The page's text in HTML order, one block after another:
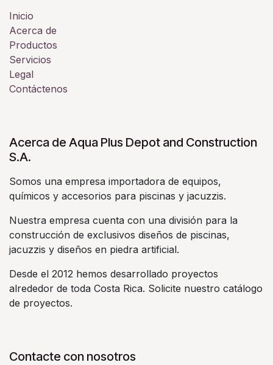
Inicio
Acerca de
Productos
Servicios
Legal
Contáctenos
Acerca de Aqua Plus Depot and Construction
S.A.
Somos una empresa importadora de equipos,
químicos y accesorios para piscinas y jacuzzis.
Nuestra empresa cuenta con una división para la
construcción de exclusivos diseños de piscinas,
jacuzzis y diseños en piedra artificial.
Desde el 2012 hemos desarrollado proyectos
alrededor de toda Costa Rica. Solicite nuestro catálogo
de proyectos.
Contacte con nosotros